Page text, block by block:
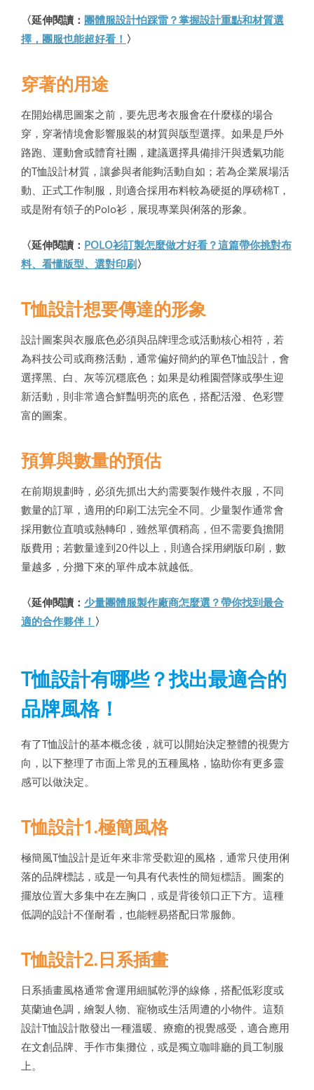
〈延伸閱讀： 團體服設計怕踩雷？掌握設計重點和材質選
擇，團服也能超好看！ 〉
穿著的用途
在開始構思圖案之前，要先思考衣服會在什麼樣的場合
穿，穿著情境會影響服裝的材質與版型選擇。如果是戶外
路跑、運動會或體育社團，建議選擇具備排汗與透氣功能
的T恤設計材質，讓參與者能夠活動自如；若為企業展場活
動、正式工作制服，則適合採用布料較為硬挺的厚磅棉T，
或是附有領子的Polo衫，展現專業與俐落的形象。
〈延伸閱讀： POLO衫訂製怎麼做才好看？這篇帶你挑對布
料、看懂版型、選對印刷〉
T恤設計想要傳達的形象
設計圖案與衣服底色必須與品牌理念或活動核心相符，若
為科技公司或商務活動，通常偏好簡約的單色T恤設計，會
選擇黑、白、灰等沉穩底色；如果是幼稚園營隊或學生迎
新活動，則非常適合鮮豔明亮的底色，搭配活潑、色彩豐
富的圖案。
預算與數量的預估
在前期規劃時，必須先抓出大約需要製作幾件衣服，不同
數量的訂單，適用的印刷工法完全不同。少量製作通常會
採用數位直噴或熱轉印，雖然單價稍高，但不需要負擔開
版費用；若數量達到20件以上，則適合採用網版印刷，數
量越多，分攤下來的單件成本就越低。
〈延伸閱讀： 少量團體服製作廠商怎麼選？帶你找到最合
適的合作夥伴！ 〉
T恤設計有哪些？找出最適合的
品牌風格！
有了T恤設計的基本概念後，就可以開始決定整體的視覺方
向，以下整理了市面上常見的五種風格，協助你有更多靈
感可以做決定。
T恤設計1.極簡風格
極簡風T恤設計是近年來非常受歡迎的風格，通常只使用俐
落的品牌標誌，或是一句具有代表性的簡短標語。圖案的
擺放位置大多集中在左胸口，或是背後領口正下方。這種
低調的設計不僅耐看，也能輕易搭配日常服飾。
T恤設計2.日系插畫
日系插畫風格通常會運用細膩乾淨的線條，搭配低彩度或
莫蘭迪色調，繪製人物、寵物或生活周遭的小物件。這類
設計T恤設計散發出一種溫暖、療癒的視覺感受，適合應用
在文創品牌、手作市集攤位，或是獨立咖啡廳的員工制服
上。